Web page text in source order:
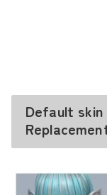
Default